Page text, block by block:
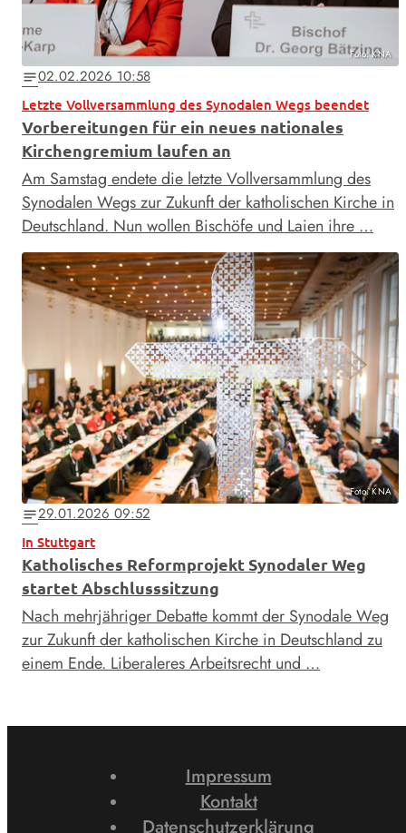
Foto: KNA
notes02.02.2026 10:58
Letzte Vollversammlung des Synodalen Wegs beendet
Vorbereitungen für ein neues nationales
Kirchengremium laufen an
Am Samstag endete die letzte Vollversammlung des
Synodalen Wegs zur Zukunft der katholischen Kirche in
Deutschland. Nun wollen Bischöfe und Laien ihre …
Foto: KNA
notes29.01.2026 09:52
In Stuttgart
Katholisches Reformprojekt Synodaler Weg
startet Abschlusssitzung
Nach mehrjähriger Debatte kommt der Synodale Weg
zur Zukunft der katholischen Kirche in Deutschland zu
einem Ende. Liberaleres Arbeitsrecht und …
Impressum
Kontakt
Datenschutzerklärung